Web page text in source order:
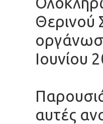
Θερινού
Ιουνίου
αυτές